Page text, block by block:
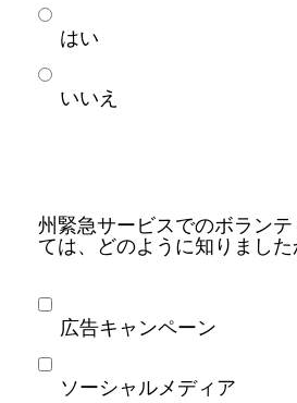
はい
いいえ
州緊急サービスでのボラン
ては、どのように知りました
広告キャンペーン
ソーシャルメディア